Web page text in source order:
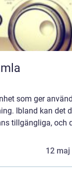
som ger
Ibland kan det
tillgängliga, och
12 maj